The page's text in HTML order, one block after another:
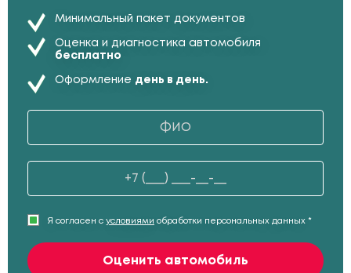
Минимальный пакет документов
Оценка и диагностика автомобиля
бесплатно
Оформление день в день.
Я согласен с условиями обработки персональных данных *
Оценить автомобиль